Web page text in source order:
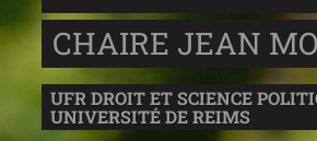
CHAIRE JEAN
UFR DROIT ET SCIENCE
UNIVERSITÉ DE REIMS